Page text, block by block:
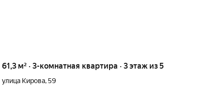
61,3 м² · 3-комнатная квартира · 3 этаж из 5
улица Кирова,59